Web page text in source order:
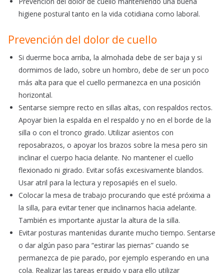
higiene postural tanto en la vida cotidiana como laboral.
Prevención del dolor de cuello
Si duerme boca arriba, la almohada debe de ser baja y si
dormimos de lado, sobre un hombro, debe de ser un poco
más alta para que el cuello permanezca en una posición
horizontal.
Sentarse siempre recto en sillas altas, con respaldos rectos.
Apoyar bien la espalda en el respaldo y no en el borde de la
silla o con el tronco girado. Utilizar asientos con
reposabrazos, o apoyar los brazos sobre la mesa pero sin
inclinar el cuerpo hacia delante. No mantener el cuello
flexionado ni girado. Evitar sofás excesivamente blandos.
Usar atril para la lectura y reposapiés en el suelo.
Colocar la mesa de trabajo procurando que esté próxima a
la silla, para evitar tener que inclinarnos hacia adelante.
También es importante ajustar la altura de la silla.
Evitar posturas mantenidas durante mucho tiempo. Sentarse
o dar algún paso para “estirar las piernas” cuando se
permanezca de pie parado, por ejemplo esperando en una
cola. Realizar las tareas erguido y para ello utilizar